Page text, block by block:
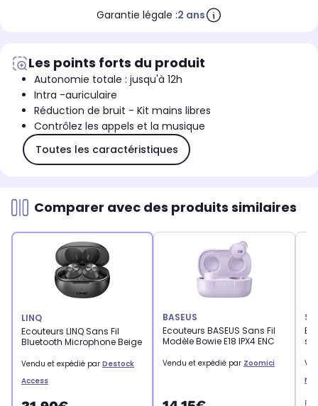
Garantie légale :2 ans
Les points forts du produit
Autonomie totale : jusqu'à 12h
Intra -auriculaire
Réduction de bruit - Kit mains libres
Contrôlez les appels et la musique
Toutes les caractéristiques
Comparer avec des produits similaires
LINQ
Ecouteurs LINQ Sans Fil
Bluetooth Microphone Beige
Vendu et expédié par Destock
Access
BASEUS
Ecouteurs BASEUS Sans Fil
Modèle Bowie E18 IPX4 ENC
Vendu et expédié par Zoomici